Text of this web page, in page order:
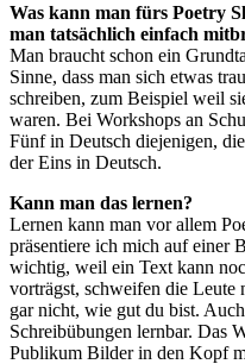
Was kann man fürs Poetry
man tatsächlich einfach
Man braucht schon ein
Sinne, dass man sich etwas
schreiben, zum Beispiel weil
waren. Bei Workshops an
Fünf in Deutsch diejenigen,
der Eins in Deutsch.
Kann man das lernen?
Lernen kann man vor allem
präsentiere ich mich auf einer
wichtig, weil ein Text kann
vorträgst, schweifen die Leute
gar nicht, wie gut du bist.
Schreibübungen lernbar. Das
Publikum Bilder in den Kopf